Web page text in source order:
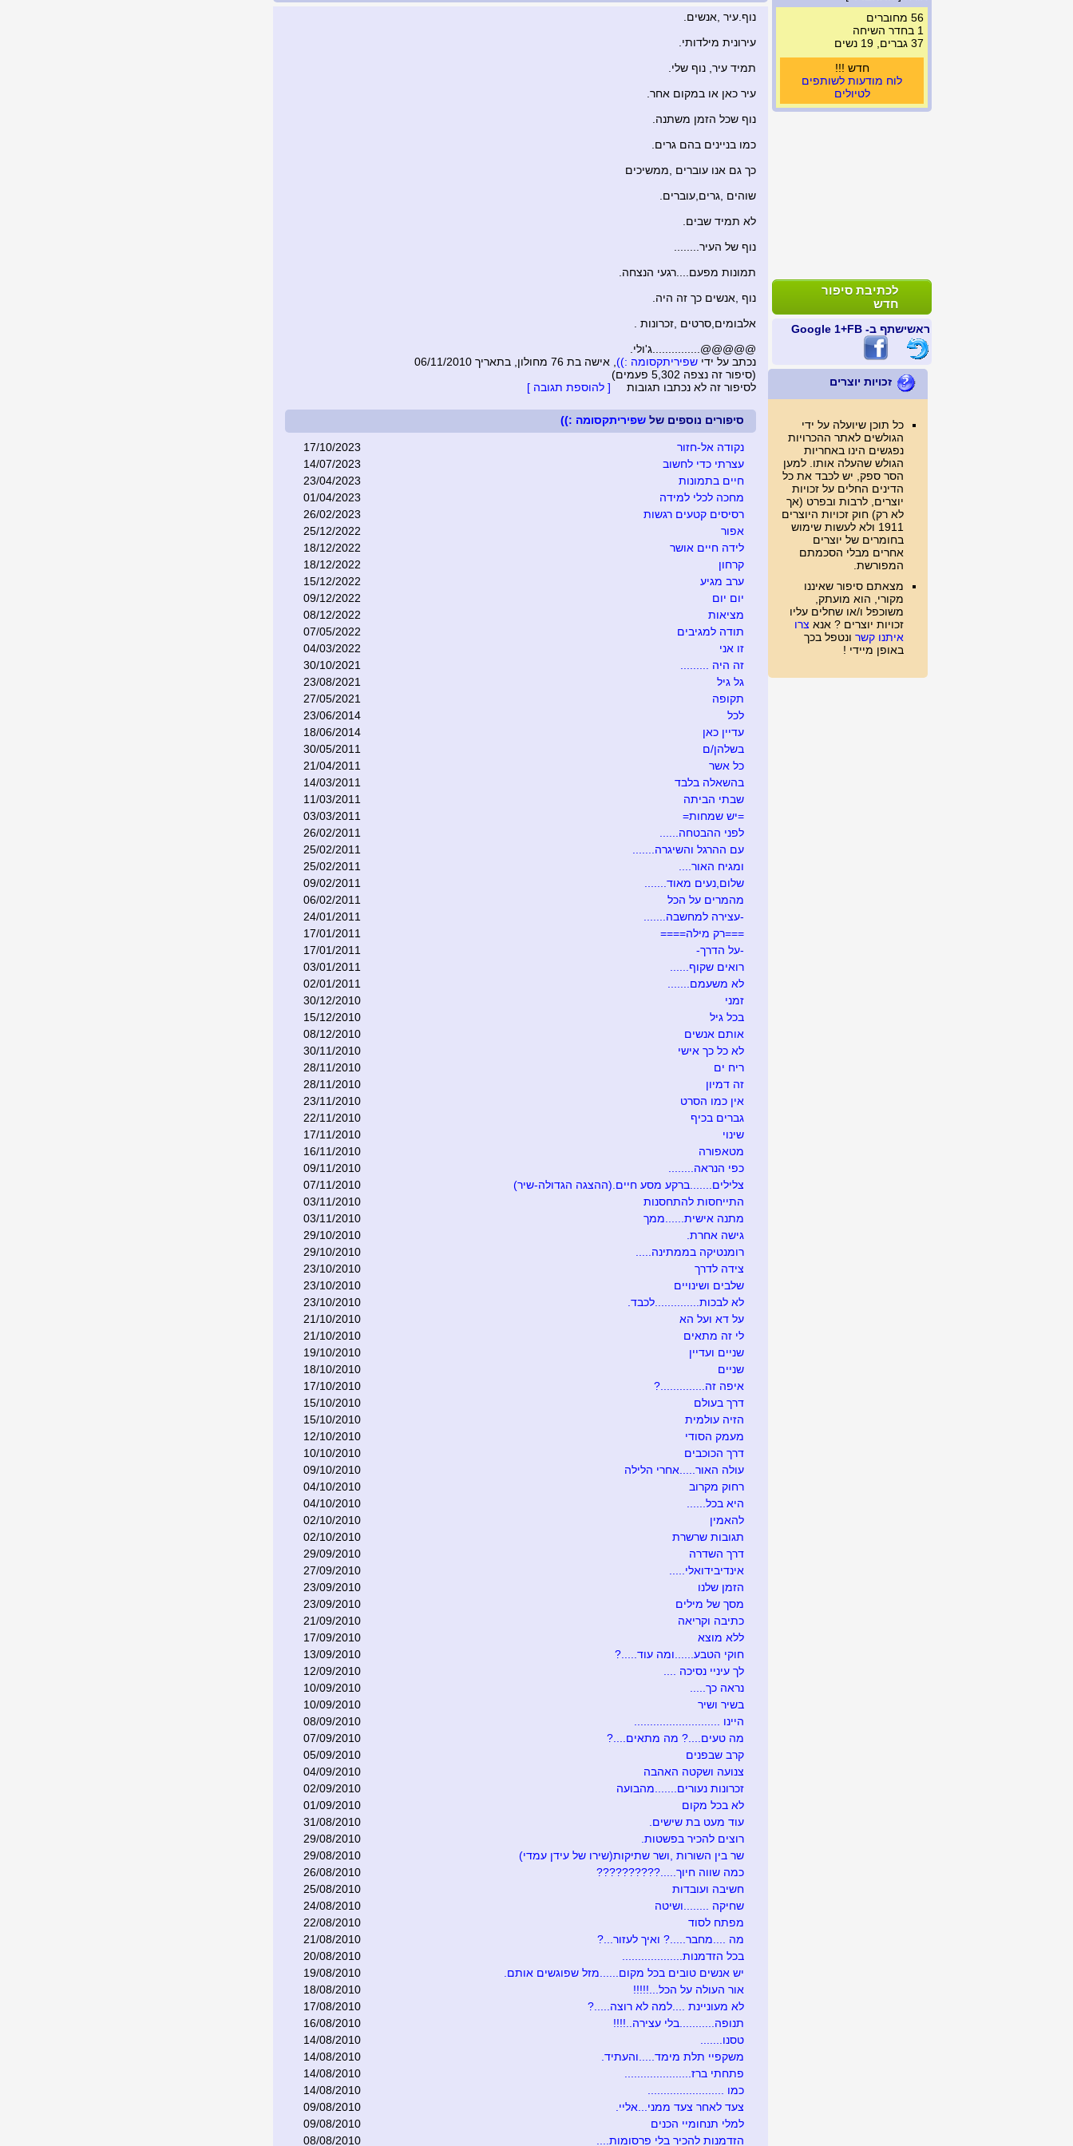
56 מחוברים
1 בחדר השיחה
37 גברים, 19 נשים
חדש !!!
לוח מודעות לשותפים
לטיולים
לכתיבת סיפור
חדש
ראשישתף ב- FB +1 Google
זכויות יוצרים
כל תוכן שיועלה על ידי
הגולשים לאתר ההכרויות
נפגשים הינו באחריות
הגולש שהעלה אותו. למען
הסר ספק, יש לכבד את כל
הדינים החלים על זכויות
יוצרים, לרבות ובפרט (אך
לא רק) חוק זכויות היוצרים
1911 ולא לעשות שימוש
בחומרים של יוצרים
אחרים מבלי הסכמתם
המפורשת.
מצאתם סיפור שאיננו
מקורי, הוא מועתק,
משוכפל ו/או שחלים עליו
זכויות יוצרים ? אנא צרו
איתנו קשר ונטפל בכך
באופן מיידי !
נוף.עיר ,אנשים.
עירונית מילדותי.
תמיד עיר, נוף שלי.
עיר כאן או במקום אחר.
נוף שכל הזמן משתנה.
כמו בניינים בהם גרים.
כך גם אנו עוברים ,ממשיכים
שוהים ,גרים,עוברים.
לא תמיד שבים.
נוף של העיר........
תמונות מפעם....רגעי הנצחה.
נוף ,אנשים כך זה היה.
אלבומים,סרטים ,זכרונות .
@@@@@...............ג'ולי.
נכתב על ידי שפיריתקסומה :)) , אישה בת 76 מחולון, בתאריך 06/11/2010
(סיפור זה נצפה 5,302 פעמים)
לסיפור זה לא נכתבו תגובות [ להוספת תגובה ]
סיפורים נוספים של שפיריתקסומה :))
נקודה אל-חזור
17/10/2023
עצרתי כדי לחשוב
14/07/2023
חיים בתמונות
23/04/2023
מחכה לכלי למידה
01/04/2023
רסיסים קטעים רגשות
26/02/2023
אפור
25/12/2022
לידה חיים אושר
18/12/2022
קרחון
18/12/2022
ערב מגיע
15/12/2022
יום יום
09/12/2022
מציאות
08/12/2022
תודה למגיבים
07/05/2022
זו אני
04/03/2022
זה היה .........
30/10/2021
גל גיל
23/08/2021
תקופה
27/05/2021
לכל
23/06/2014
עדיין כאן
18/06/2014
בשלהן/ם
30/05/2011
כל אשר
21/04/2011
בהשאלה בלבד
14/03/2011
שבתי הביתה
11/03/2011
=יש שמחות=
03/03/2011
לפני ההבטחה......
26/02/2011
עם ההרגל והשיגרה.......
25/02/2011
ומגיח האור....
25/02/2011
שלום,נעים מאוד.......
09/02/2011
מהמרים על הכל
06/02/2011
-עצירה למחשבה.......
24/01/2011
===רק מילה====
17/01/2011
-על הדרך-
17/01/2011
רואים שקוף......
03/01/2011
לא משעמם.......
02/01/2011
זמני
30/12/2010
בכל גיל
15/12/2010
אותם אנשים
08/12/2010
לא כל כך אישי
30/11/2010
ריח ים
28/11/2010
זה דמיון
28/11/2010
אין כמו הסרט
23/11/2010
גברים בכיף
22/11/2010
שינוי
17/11/2010
מטאפורה
16/11/2010
כפי הנראה........
09/11/2010
צלילים.......ברקע מסע חיים.(ההצגה הגדולה-שיר)
07/11/2010
התייחסות להתחסנות
03/11/2010
מתנה אישית......ממך
03/11/2010
גישה אחרת.
29/10/2010
רומנטיקה בממתינה.....
29/10/2010
צידה לדרך
23/10/2010
שלבים ושינויים
23/10/2010
לא לבכות..............לכבד.
23/10/2010
על דא ועל הא
21/10/2010
לי זה מתאים
21/10/2010
שניים ועדיין
19/10/2010
שניים
18/10/2010
איפה זה..............?
17/10/2010
דרך בעולם
15/10/2010
הזיה עולמית
15/10/2010
מעמק הסודי
12/10/2010
דרך הכוכבים
10/10/2010
עולה האור.....אחרי הלילה
09/10/2010
רחוק מקרוב
04/10/2010
היא בכל......
04/10/2010
להאמין
02/10/2010
תגובות שרשרת
02/10/2010
דרך השדרה
29/09/2010
אינדיבידואלי.....
27/09/2010
הזמן שלנו
23/09/2010
מסך של מילים
23/09/2010
כתיבה וקריאה
21/09/2010
ללא מוצא
17/09/2010
חוקי הטבע......ומה עוד.....?
13/09/2010
לך עיניי נסיכה ....
12/09/2010
נראה כך.....
10/09/2010
בשיר ושיר
10/09/2010
היינו ...........................
08/09/2010
מה טעים....? מה מתאים....?
07/09/2010
קרב שבפנים
05/09/2010
צנועה ושקטה האהבה
04/09/2010
זכרונות נעורים.......מהבועה
02/09/2010
לא בכל מקום
01/09/2010
עוד מעט בת שישים.
31/08/2010
רוצים להכיר בפשטות.
29/08/2010
שר בין השורות ,ושר שתיקות(שירו של עידן עמדי)
29/08/2010
כמה שווה חיוך.....??????????
26/08/2010
חשיבה ועובדות
25/08/2010
שחיקה ........ושיטה
24/08/2010
מפתח לסוד
22/08/2010
מה ....מחבר.....? ואיך לעזור...?
21/08/2010
בכל הזדמנות...................
20/08/2010
יש אנשים טובים בכל מקום......מזל שפוגשים אותם.
19/08/2010
אור העולה על הכל...!!!!!
18/08/2010
לא מעוניינת ....למה לא רוצה.....?
17/08/2010
תנופה...........בלי עצירה..!!!!
16/08/2010
טסנו.......
14/08/2010
משקפיי תלת מימד.....והעתיד.
14/08/2010
פתחתי ברז.....................
14/08/2010
כמו ........................
14/08/2010
צעד לאחר צעד ממני...אליי.
09/08/2010
למלי תנחומיי הכנים
09/08/2010
הזדמנות להכיר בלי פרסומות....
08/08/2010